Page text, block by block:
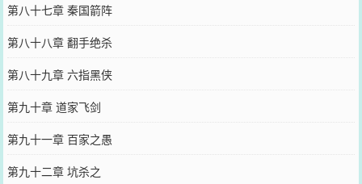
第八十七章 秦国箭阵
第八十八章 翻手绝杀
第八十九章 六指黑侠
第九十章 道家飞剑
第九十一章 百家之愚
第九十二章 坑杀之